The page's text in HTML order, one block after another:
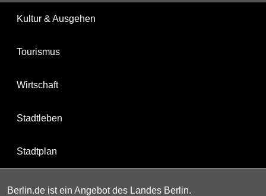
Kultur & Ausgehen
Tourismus
Wirtschaft
Stadtleben
Stadtplan
Berlin.de ist ein Angebot des Landes Berlin.